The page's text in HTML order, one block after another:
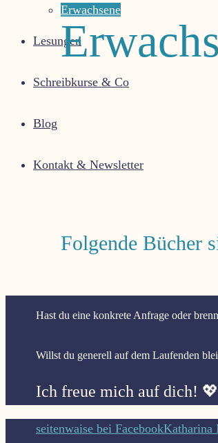
Erwachsene
Lesungen
Schreibkurse & Co
Blog
Kontakt & Newsletter
Folgende Bücher
Hast du eine konkrete Anfrage oder
Willst du generell auf dem Laufenden
Ich freue mich auf dich! 💖
seitenwaise bei FacebookKatharina